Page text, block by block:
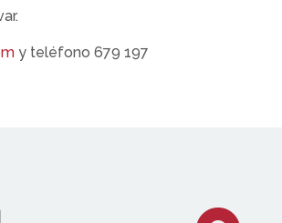
y teléfono 679 197